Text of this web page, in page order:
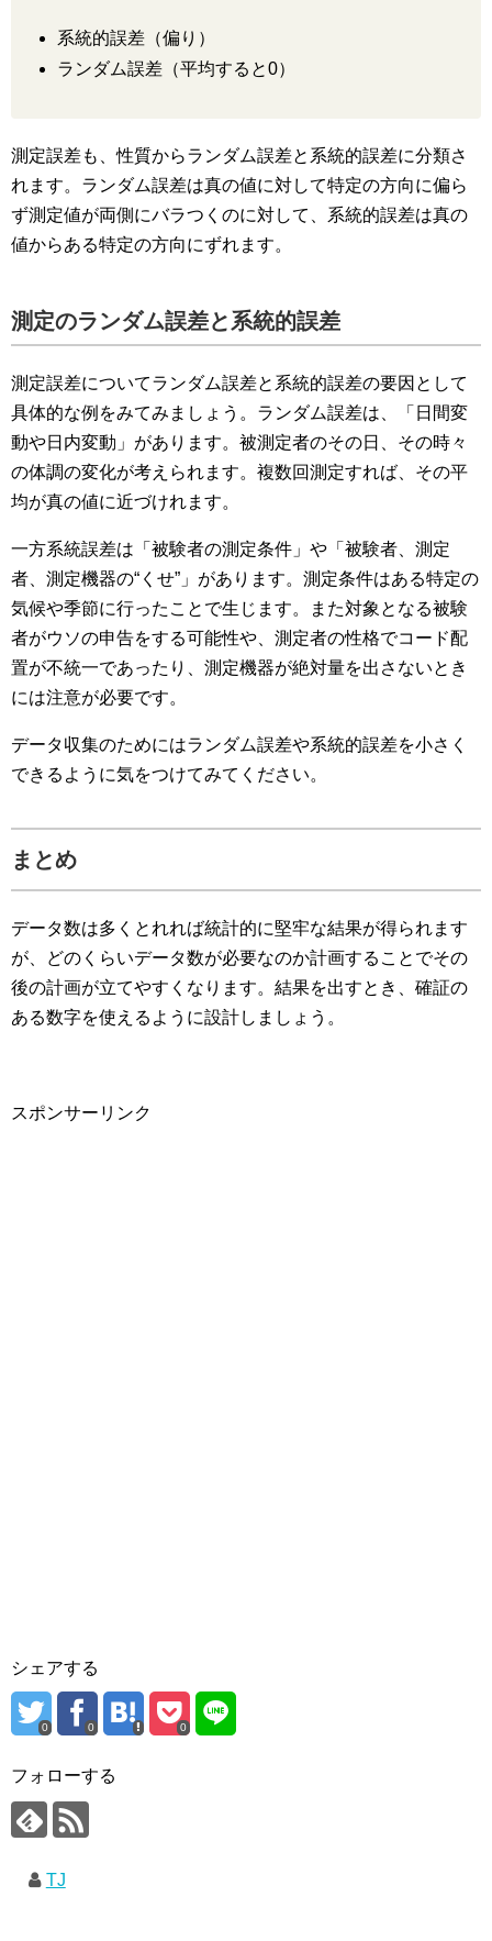
系統的誤差（偏り）
ランダム誤差（平均すると0）
測定誤差も、性質からランダム誤差と系統的誤差に分類さ
れます。ランダム誤差は真の値に対して特定の方向に偏ら
ず測定値が両側にバラつくのに対して、系統的誤差は真の
値からある特定の方向にずれます。
測定のランダム誤差と系統的誤差
測定誤差についてランダム誤差と系統的誤差の要因として
具体的な例をみてみましょう。ランダム誤差は、「日間変
動や日内変動」があります。被測定者のその日、その時々
の体調の変化が考えられます。複数回測定すれば、その平
均が真の値に近づけれます。
一方系統誤差は「被験者の測定条件」や「被験者、測定
者、測定機器の“くせ”」があります。測定条件はある特定の
気候や季節に行ったことで生じます。また対象となる被験
者がウソの申告をする可能性や、測定者の性格でコード配
置が不統一であったり、測定機器が絶対量を出さないとき
には注意が必要です。
データ収集のためにはランダム誤差や系統的誤差を小さく
できるように気をつけてみてください。
まとめ
データ数は多くとれれば統計的に堅牢な結果が得られます
が、どのくらいデータ数が必要なのか計画することでその
後の計画が立てやすくなります。結果を出すとき、確証の
ある数字を使えるように設計しましょう。
スポンサーリンク
シェアする
0 0 0
フォローする
TJ